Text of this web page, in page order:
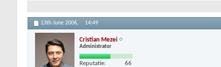
13th June 2006, 14:49
Cristian Mezei
Administrator
Reputatie: 66